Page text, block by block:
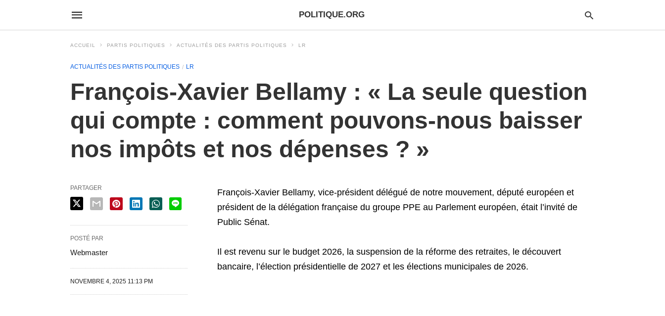
POLITIQUE.ORG
ACCUEIL PARTIS POLITIQUES ACTUALITÉS DES PARTIS POLITIQUES LR
ACTUALITÉS DES PARTIS POLITIQUES LR
François-Xavier Bellamy : « La seule question
qui compte : comment pouvons-nous baisser
nos impôts et nos dépenses ? »
François-Xavier Bellamy, vice-président délégué de notre mouvement, député européen et
président de la délégation française du groupe PPE au Parlement européen, était l’invité de
Public Sénat.
Il est revenu sur le budget 2026, la suspension de la réforme des retraites, le découvert
bancaire, l’élection présidentielle de 2027 et les élections municipales de 2026.
PARTAGER
POSTÉ PAR
Webmaster
NOVEMBRE 4, 2025 11:13 PM